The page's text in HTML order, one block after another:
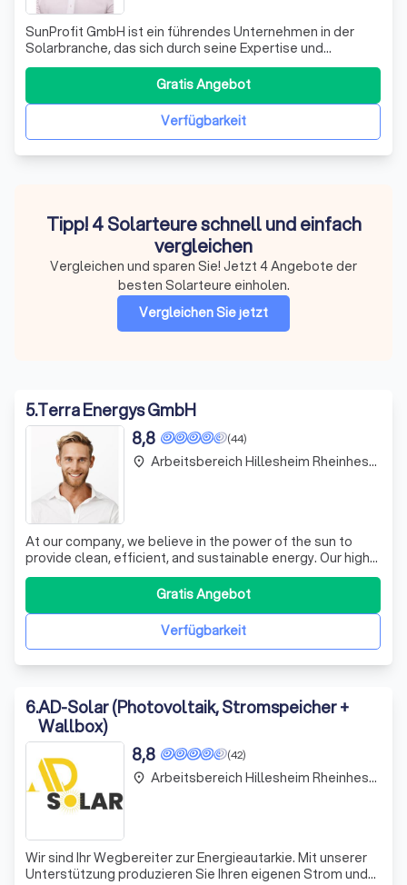
SunProfit GmbH ist ein führendes Unternehmen in der
Solarbranche, das sich durch seine Expertise und
Professionalität auszeichnet. Wir sind stolz darauf,
unseren Kunden hochwertige Photovoltaikanlagen und
Solarstrom-Speichersysteme anzubieten. Unser Team
besteht aus erfahrenen Fachleuten, die sich d
Verfügbarkeit
Gratis Angebot
Tipp! 4 Solarteure schnell und einfach
vergleichen
Vergleichen und sparen Sie! Jetzt 4 Angebote der
besten Solarteure einholen.
Vergleichen Sie jetzt
5.Terra Energys GmbH
(44)
8,8
At our company, we believe in the power of the sun to
provide clean, efficient, and sustainable energy. Our high-
quality solar panels are your key to energy independence,
allowing you to harness the sun's power directly. By
installing a photovoltaic system on your roof, you're not
only contributing
Verfügbarkeit
Gratis Angebot
place Arbeitsbereich Hillesheim Rheinhessen
6.AD-Solar (Photovoltaik, Stromspeicher +
Wallbox)
(42)
8,8
Wir sind Ihr Wegbereiter zur Energieautarkie. Mit unserer
Unterstützung produzieren Sie Ihren eigenen Strom und
place Arbeitsbereich Hillesheim Rheinhessen